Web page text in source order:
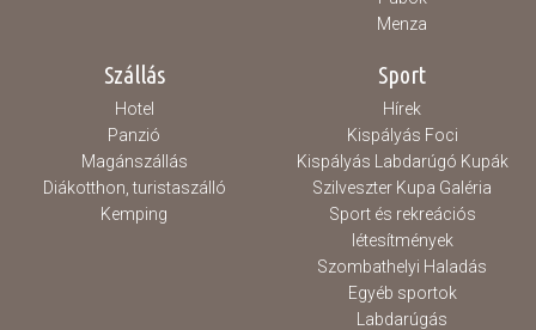
Menza
Szállás
Hotel
Panzió
Magánszállás
Diákotthon, turistaszálló
Kemping
Sport
Hírek
Kispályás Foci
Kispályás Labdarúgó Kupák
Szilveszter Kupa Galéria
Sport és rekreációs
létesítmények
Szombathelyi Haladás
Egyéb sportok
Labdarúgás